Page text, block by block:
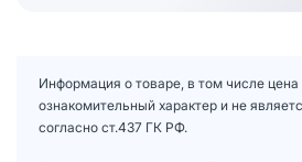
Информация о товаре, в том числе цена
ознакомительный характер и не
согласно ст.437 ГК РФ.